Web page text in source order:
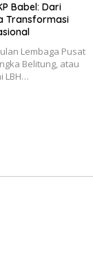
Babel: Dari
Transformasi
Lembaga Pusat
Belitung, atau
LBH…